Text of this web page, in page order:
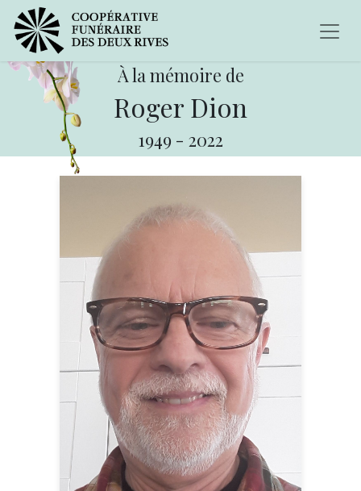
À la mémoire de
Roger Dion
1949 - 2022